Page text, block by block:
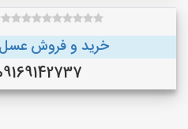
خرید و فروش
09169142737